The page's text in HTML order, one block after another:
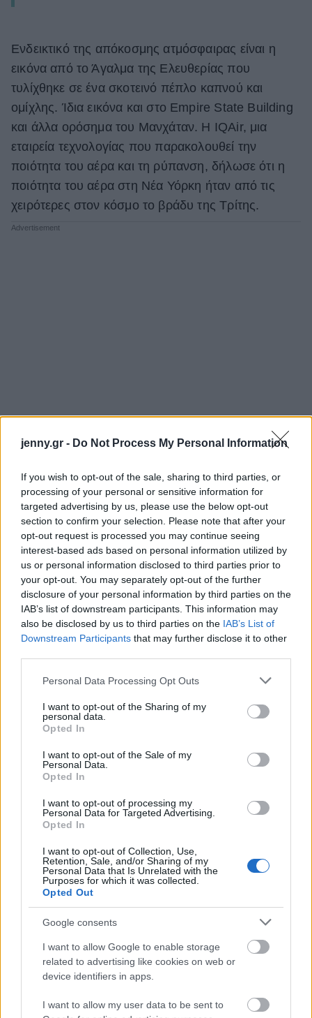
jenny.gr - Do Not Process My Personal Information
If you wish to opt-out of the sale, sharing to third parties, or
processing of your personal or sensitive information for
targeted advertising by us, please use the below opt-out
section to confirm your selection. Please note that after your
opt-out request is processed you may continue seeing
interest-based ads based on personal information utilized by
us or personal information disclosed to third parties prior to
your opt-out. You may separately opt-out of the further
disclosure of your personal information by third parties on the
IAB’s list of downstream participants. This information may
also be disclosed by us to third parties on the IAB’s List of
Downstream Participants that may further disclose it to other
Please note that this website/app uses one or more Google
not limited to your visit or usage behaviour. You may click to
grant or deny consent to Google and its third-party tags to
use your data for below specified purposes in below Google
consent section.
Personal Data Processing Opt Outs
I want to opt-out of the Sharing of my
personal data.
Opted In
I want to opt-out of the Sale of my
Personal Data.
Opted In
I want to opt-out of processing my
Personal Data for Targeted Advertising.
Opted In
I want to opt-out of Collection, Use,
Retention, Sale, and/or Sharing of my
Personal Data that Is Unrelated with the
Purposes for which it was collected.
Opted Out
Google consents
I want to allow Google to enable storage
related to advertising like cookies on web or
device identifiers in apps.
I want to allow my user data to be sent to
Ενδεικτικό της απόκοσμης ατμόσφαιρας είναι η
εικόνα από το Άγαλμα της Ελευθερίας που
τυλίχθηκε σε ένα σκοτεινό πέπλο καπνού και
ομίχλης. Ίδια εικόνα και στο Empire State Building
και άλλα ορόσημα του Μανχάταν. Η IQAir, μια
εταιρεία τεχνολογίας που παρακολουθεί την
ποιότητα του αέρα και τη ρύπανση, δήλωσε ότι η
ποιότητα του αέρα στη Νέα Υόρκη ήταν από τις
χειρότερες στον κόσμο το βράδυ της Τρίτης.
serious health hazards across the
York City skyline a tint of orange.
— The Hill (@thehill)